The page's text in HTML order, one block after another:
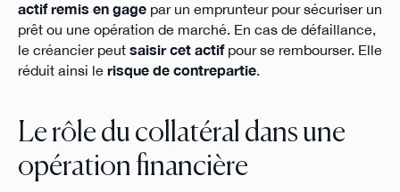
actif remis en gagepar un emprunteur pour sécuriser un
prêt ou une opération de marché. En cas de défaillance,
le créancier peut saisir cet actifpour se rembourser. Elle
réduit ainsi le risque de contrepartie.
Le rôle du collatéral dans une
opération financière